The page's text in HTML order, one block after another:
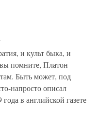
и культ быка, и
помните, Платон
Быть может, под
напросто описал
в английской газете